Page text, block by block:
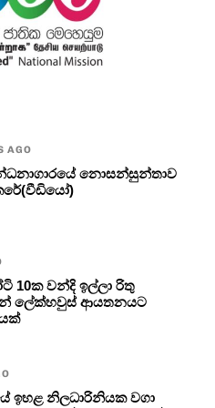
AGO
නොසන්සුන්තාව
10ක වන්දි ඉල්ලා රිතු
ලේක්හවුස් ආයතනයට
ඉහළ නිලධාරිනියක වගා